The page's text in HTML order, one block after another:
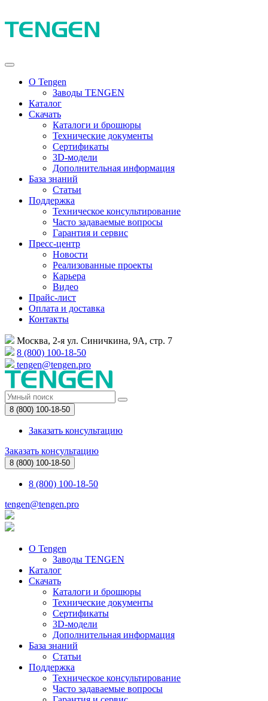
О Tengen
Заводы TENGEN
Каталог
Скачать
Каталоги и брошюры
Технические документы
Сертификаты
3D-модели
Дополнительная информация
База знаний
Статьи
Поддержка
Техническое консультирование
Часто задаваемые вопросы
Гарантия и сервис
Пресс-центр
Новости
Реализованные проекты
Карьера
Видео
Прайс-лист
Оплата и доставка
Контакты
Москва, 2-я ул. Синичкина, 9А, стр. 7
8 (800) 100-18-50
tengen@tengen.pro
8 (800) 100-18-50
Заказать консультацию
Заказать консультацию
8 (800) 100-18-50
8 (800) 100-18-50
tengen@tengen.pro
О Tengen
Заводы TENGEN
Каталог
Скачать
Каталоги и брошюры
Технические документы
Сертификаты
3D-модели
Дополнительная информация
База знаний
Статьи
Поддержка
Техническое консультирование
Часто задаваемые вопросы